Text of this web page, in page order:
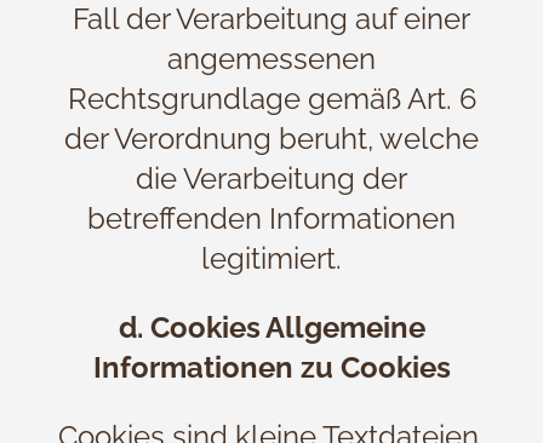
Fall der Verarbeitung auf einer
angemessenen
Rechtsgrundlage gemäß Art. 6
der Verordnung beruht, welche
die Verarbeitung der
betreffenden Informationen
legitimiert.
d. CookiesAllgemeine
Informationen zu Cookies